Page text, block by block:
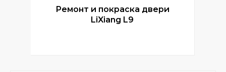
Ремонт и покраска двери
LiXiang L9